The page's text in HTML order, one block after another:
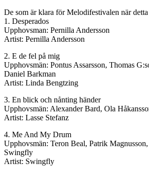
De som är klara för Melodifestivalen när
1. Desperados
Upphovsman: Pernilla Andersson
Artist: Pernilla Andersson
2. E de fel på mig
Upphovsmän: Pontus Assarsson, Thomas
Daniel Barkman
Artist: Linda Bengtzing
3. En blick och nånting händer
Upphovsmän: Alexander Bard, Ola
Artist: Lasse Stefanz
4. Me And My Drum
Upphovsmän: Teron Beal, Patrik
Swingfly
Artist: Swingfly